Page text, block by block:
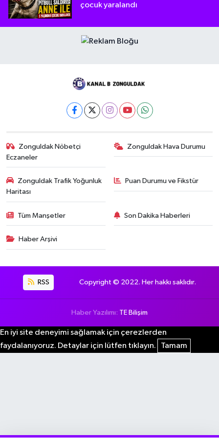
çocuk yaralandı
Zonguldak Nöbetçi
Eczaneler
Zonguldak Hava Durumu
Zonguldak Trafik Yoğunluk
Haritası
Puan Durumu ve Fikstür
Tüm Manşetler Son Dakika Haberleri
Haber Arşivi
RSS Copyright © 2022. Her hakkı saklıdır.
Haber Yazılımı: TE Bilişim
En iyi site deneyimi sağlamak için çerezlerden
faydalanıyoruz. Detaylar için lütfen tıklayın.
Tamam